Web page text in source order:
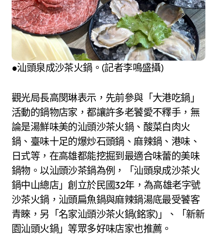
●汕頭泉成沙茶火鍋。(記者李鳴盛攝)
觀光局長高閔琳表示，先前參與「大港吃鍋」
活動的鍋物店家，都讓許多老饕愛不釋手，無
論是湯鮮味美的汕頭沙茶火鍋、酸菜白肉火
鍋、臺味十足的爆炒石頭鍋、麻辣鍋、港味、
日式等，在高雄都能挖掘到最適合味蕾的美味
鍋物。以汕頭沙茶鍋為例，「汕頭泉成沙茶火
鍋中山總店」創立於民國32年，為高雄老字號
沙茶火鍋，汕頭扁魚鍋與麻辣鍋湯底最受饕客
青睞，另「名家汕頭沙茶火鍋(銘家)」、「新新
園汕頭火鍋」等眾多好味店家也推薦。